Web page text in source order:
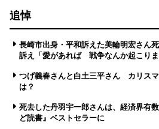
追悼
長崎市出身・平和訴えた美輪明宏さん
訴え「愛があれば 戦争なんか起こりま
つげ義春さんと白土三平さん カリス
は？
死去した丹羽宇一郎さんは、経済界有
ど読書』ベストセラーに